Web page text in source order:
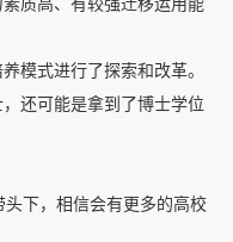
模式进行了探索和改革。
还可能是拿到了博士学位
下，相信会有更多的高校